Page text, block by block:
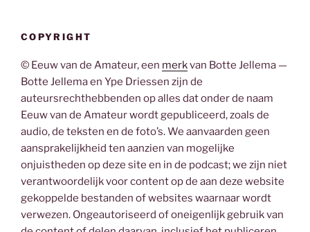
COPYRIGHT
© Eeuw van de Amateur, een merkvan Botte Jellema —
Botte Jellema en Ype Driessen zijn de
auteursrechthebbenden op alles dat onder de naam
Eeuw van de Amateur wordt gepubliceerd, zoals de
audio, de teksten en de foto’s. We aanvaarden geen
aansprakelijkheid ten aanzien van mogelijke
onjuistheden op deze site en in de podcast; we zijn niet
verantwoordelijk voor content op de aan deze website
gekoppelde bestanden of websites waarnaar wordt
verwezen. Ongeautoriseerd of oneigenlijk gebruik van